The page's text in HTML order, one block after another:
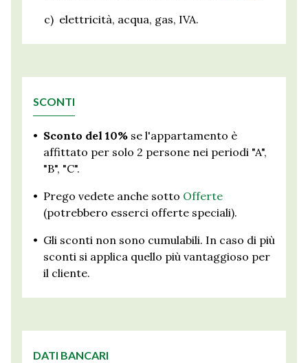
c) elettricità, acqua, gas, IVA.
SCONTI
• Sconto del 10% se l'appartamento è
affittato per solo 2 persone nei periodi "A",
"B", "C".
• Prego vedete anche sotto Offerte
(potrebbero esserci offerte speciali).
• Gli sconti non sono cumulabili. In caso di più
sconti si applica quello più vantaggioso per
il cliente.
DATI BANCARI